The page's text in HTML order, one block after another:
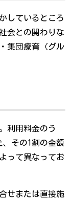
しているところ
会との関わりな
集団療育（グル
利用料金のう
、その1割の金額
って異なってお
せまたは直接施